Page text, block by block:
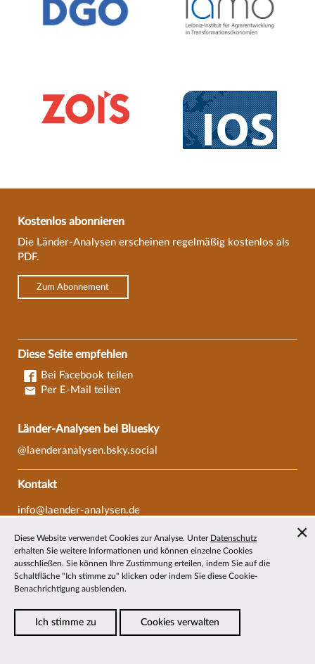
Kostenlos abonnieren
Die Länder-Analysen erscheinen regelmäßig kostenlos als
PDF.
Zum Abonnement
Diese Seite empfehlen
Bei Facebook teilen
Per E-Mail teilen
Länder-Analysen bei Bluesky
@laenderanalysen.bsky.social
Kontakt
info@laender-analysen.de
Fax: 0421/218-69607
Redaktionen
Wissenschaftliche Beiräte
Über die Länder-Analysen
Diese Website verwendet Cookies zur Analyse. Unter Datenschutz
erhalten Sie weitere Informationen und können einzelne Cookies
ausschließen. Sie können Ihre Zustimmung erteilen, indem Sie auf die
Schaltfläche "Ich stimme zu" klicken oder indem Sie diese Cookie-
Benachrichtigung ausblenden.
Ich stimme zu Cookies verwalten